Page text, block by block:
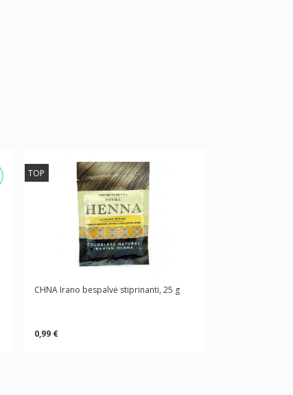
TOP
CHNA Irano bespalvė stiprinanti, 25 g
0,99 €